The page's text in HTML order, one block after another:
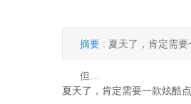
摘要 : 夏天了，肯定需
但…
夏天了，肯定需要一款炫酷